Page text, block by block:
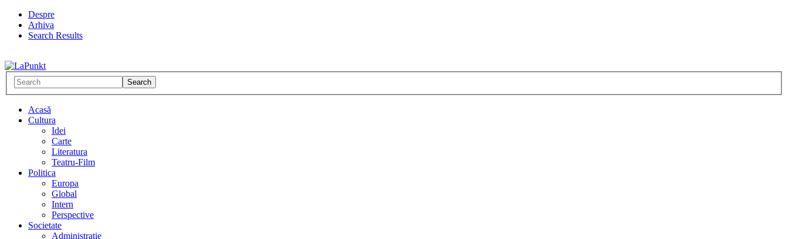
Despre
Arhiva
Search Results
Acasă
Cultura
Idei
Carte
Literatura
Teatru-Film
Politica
Europa
Global
Intern
Perspective
Societate
Administratie